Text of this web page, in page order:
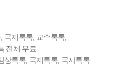
국제톡톡, 교수톡톡,
전체 무료
톡톡, 국제톡톡, 국시톡톡